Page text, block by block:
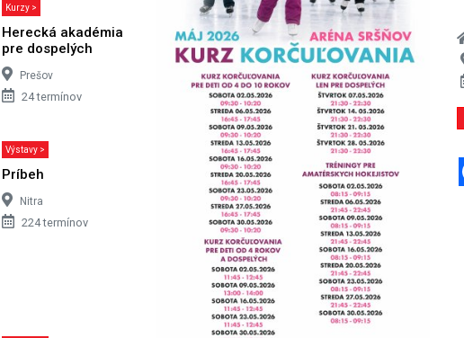
Kurzy >
Herecká akadémia
pre dospelých
Prešov
24 termínov
Výstavy >
Príbeh
Nitra
224 termínov